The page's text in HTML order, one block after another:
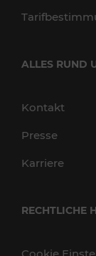
ALLES RUND
Kontakt
Presse
Karriere
RECHTLICHE